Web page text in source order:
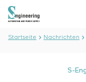
Startseite Nachrichten
S-